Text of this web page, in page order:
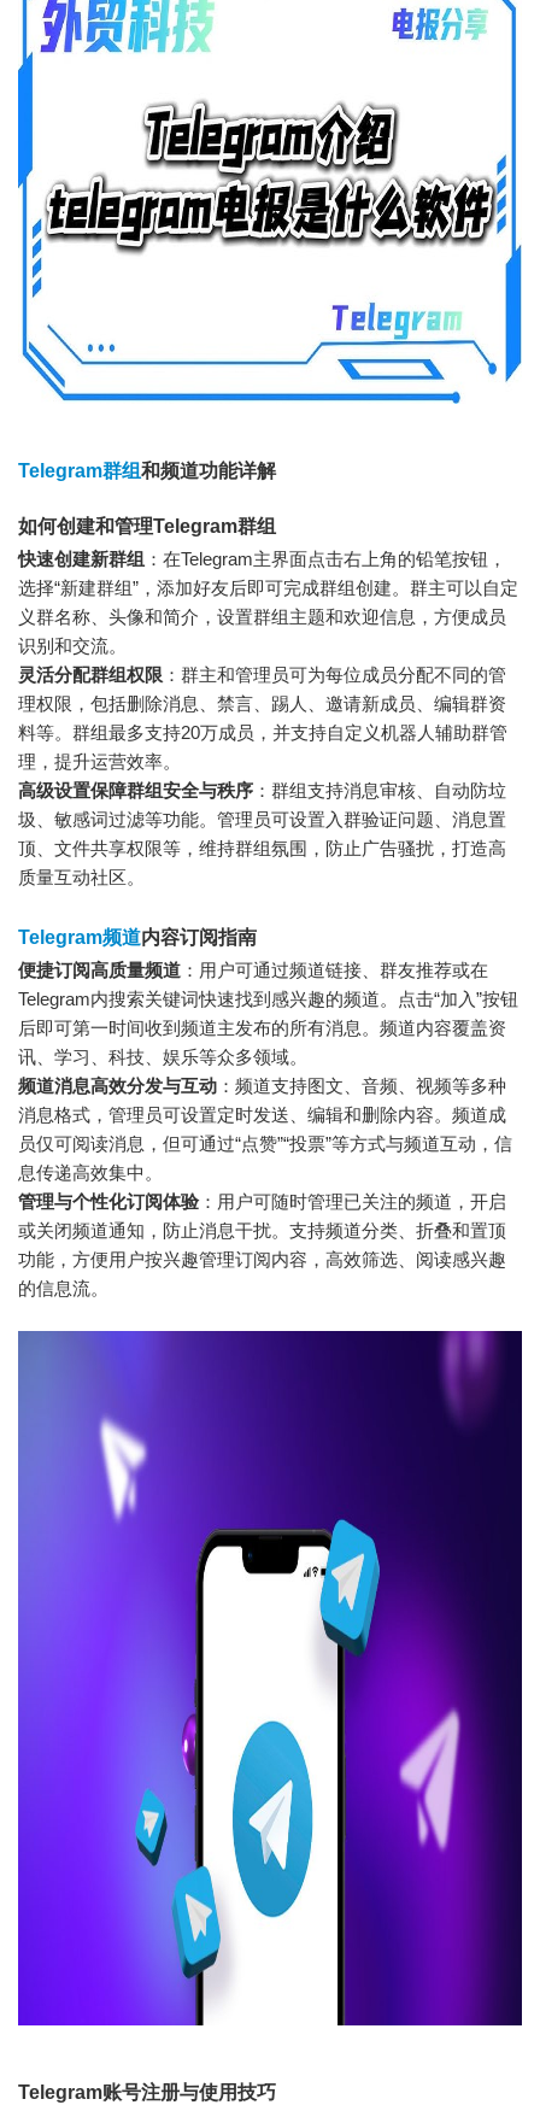
Telegram群组和频道功能详解
如何创建和管理Telegram群组
快速创建新群组 ：在Telegram主界面点击右上角的铅笔按钮，
选择“新建群组”，添加好友后即可完成群组创建。群主可以自定
义群名称、头像和简介，设置群组主题和欢迎信息，方便成员
识别和交流。
灵活分配群组权限 ：群主和管理员可为每位成员分配不同的管
理权限，包括删除消息、禁言、踢人、邀请新成员、编辑群资
料等。群组最多支持20万成员，并支持自定义机器人辅助群管
理，提升运营效率。
高级设置保障群组安全与秩序 ：群组支持消息审核、自动防垃
圾、敏感词过滤等功能。管理员可设置入群验证问题、消息置
顶、文件共享权限等，维持群组氛围，防止广告骚扰，打造高
质量互动社区。
Telegram频道内容订阅指南
便捷订阅高质量频道 ：用户可通过频道链接、群友推荐或在
Telegram内搜索关键词快速找到感兴趣的频道。点击“加入”按钮
后即可第一时间收到频道主发布的所有消息。频道内容覆盖资
讯、学习、科技、娱乐等众多领域。
频道消息高效分发与互动 ：频道支持图文、音频、视频等多种
消息格式，管理员可设置定时发送、编辑和删除内容。频道成
员仅可阅读消息，但可通过“点赞”“投票”等方式与频道互动，信
息传递高效集中。
管理与个性化订阅体验：用户可随时管理已关注的频道，开启
或关闭频道通知，防止消息干扰。支持频道分类、折叠和置顶
功能，方便用户按兴趣管理订阅内容，高效筛选、阅读感兴趣
的信息流。
Telegram账号注册与使用技巧